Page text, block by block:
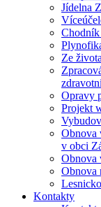
Jídelna
Chodník
Ze
Opravy
Projekt
Obnova
v obci
Obnova
Obnova
Kontakty